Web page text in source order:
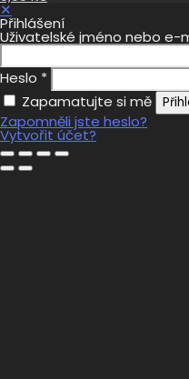
✕
Přihlášení
Uživatelské jméno nebo e-
Heslo *
Zapamatujte si mě
Zapomněli jste heslo?
Vytvořit účet?